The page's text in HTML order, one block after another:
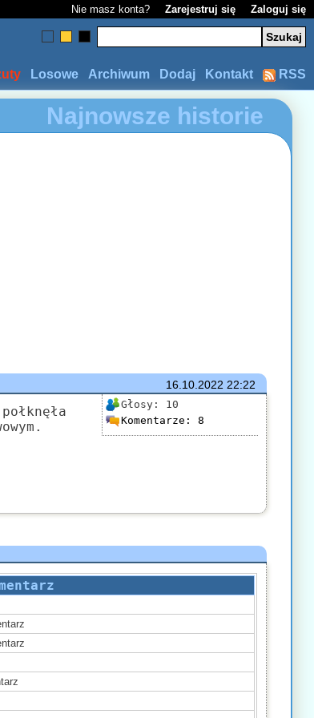
Nie masz konta? Zarejestruj się Zaloguj się
RSS
Kontakt
Dodaj
Archiwum
Losowe
Najnowsze historie
16.10.2022 22:22
Głosy: 10
Komentarze: 8